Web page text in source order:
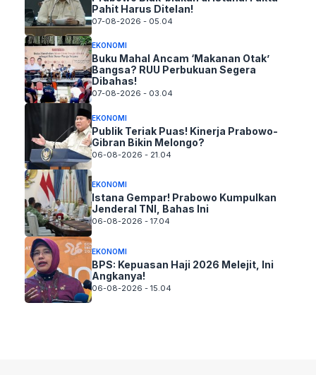
Pahit Harus Ditelan!
07-08-2026 - 05.04
EKONOMI
Buku Mahal Ancam ‘Makanan Otak’
Bangsa? RUU Perbukuan Segera
Dibahas!
07-08-2026 - 03.04
EKONOMI
Publik Teriak Puas! Kinerja Prabowo-
Gibran Bikin Melongo?
06-08-2026 - 21.04
EKONOMI
Istana Gempar! Prabowo Kumpulkan
Jenderal TNI, Bahas Ini
06-08-2026 - 17.04
EKONOMI
BPS: Kepuasan Haji 2026 Melejit, Ini
Angkanya!
06-08-2026 - 15.04